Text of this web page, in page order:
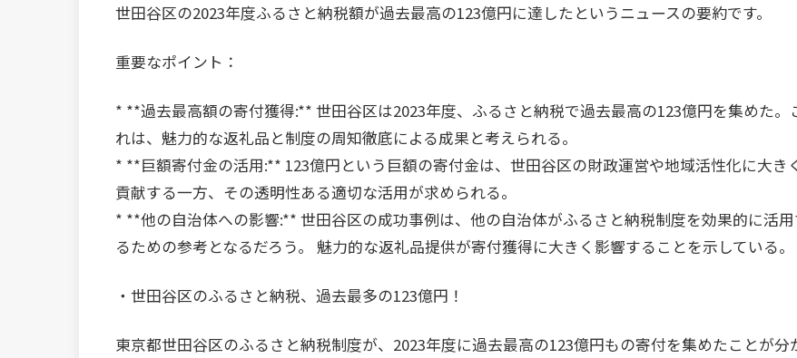
世田谷区の2023年度ふるさと納税額が過去最高の123億円に達したというニュースの要約です。
重要なポイント：
* **過去最高額の寄付獲得:** 世田谷区は2023年度、ふるさと納税で過去最高の123億円を集めた。
れは、魅力的な返礼品と制度の周知徹底による成果と考えられる。
* **巨額寄付金の活用:** 123億円という巨額の寄付金は、世田谷区の財政運営や地域活性化に大き
貢献する一方、その透明性ある適切な活用が求められる。
* **他の自治体への影響:** 世田谷区の成功事例は、他の自治体がふるさと納税制度を効果的に活
るための参考となるだろう。 魅力的な返礼品提供が寄付獲得に大きく影響することを示している。
・世田谷区のふるさと納税、過去最多の123億円！
東京都世田谷区のふるさと納税制度が、2023年度に過去最高の123億円もの寄付を集めたことが分